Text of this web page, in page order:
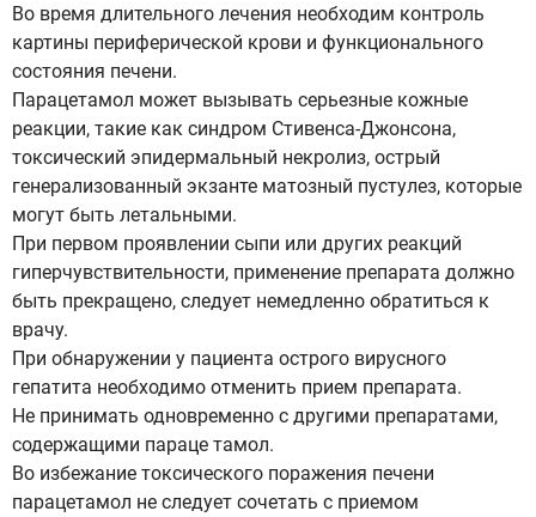
Во время длительного лечения необходим контроль
картины периферической крови и функционального
состояния печени.
Парацетамол может вызывать серьезные кожные
реакции, такие как синдром Стивенса-Джонсона,
токсический эпидермальный некролиз, острый
генерализованный экзанте матозный пустулез, которые
могут быть летальными.
При первом проявлении сыпи или других реакций
гиперчувствительности, применение препарата должно
быть прекращено, следует немедленно обратиться к
врачу.
При обнаружении у пациента острого вирусного
гепатита необходимо отменить прием препарата.
Не принимать одновременно с другими препаратами,
содержащими параце тамол.
Во избежание токсического поражения печени
парацетамол не следует сочетать с приемом